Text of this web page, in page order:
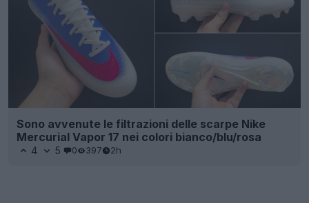
Sono avvenute le filtrazioni delle scarpe Nike
Mercurial Vapor 17 nei colori bianco/blu/rosa
4 5 0 397 2h